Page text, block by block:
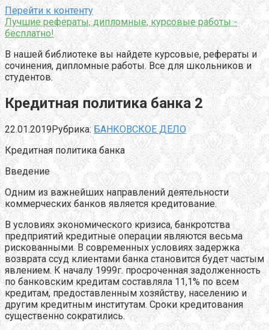
Перейти к контенту
Лучшие рефераты, дипломные, курсовые работы -
бесплатно!
В нашей библиотеке вы найдете курсовые, рефераты и
сочинения, дипломные работы. Все для школьников и
студентов.
Кредитная политика банка 2
22.01.2019Рубрика: БАНКОВСКОЕ ДЕЛО
Кредитная политика банка
Введение
Одним из важнейших направлений деятельности
коммерческих банков является кредитование.
В условиях экономического кризиса, банкротства
предприятий кредитные операции являются весьма
рискованными. В современных условиях задержка
возврата ссуд клиентами банка становится будет частым
явлением. К началу 1999г. просроченная задолженность
по банковским кредитам составляла 11,1% по всем
кредитам, предоставленным хозяйству, населению и
другим кредитным институтам. Сроки кредитования
существенно сократились.